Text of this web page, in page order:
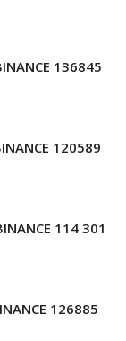
136845
120589
114 301
126885